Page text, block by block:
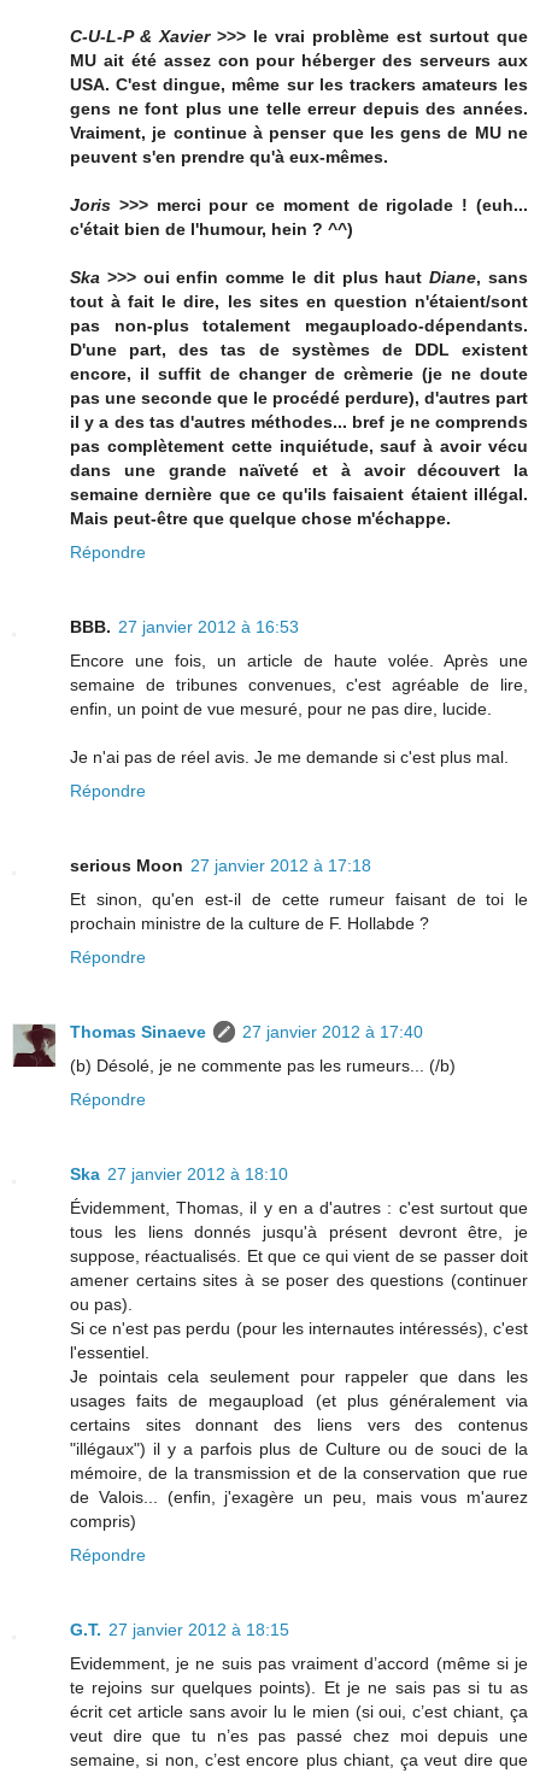
C-U-L-P & Xavier>>> le vrai problème est surtout que
MU ait été assez con pour héberger des serveurs aux
USA. C'est dingue, même sur les trackers amateurs les
gens ne font plus une telle erreur depuis des années.
Vraiment, je continue à penser que les gens de MU ne
peuvent s'en prendre qu'à eux-mêmes.
Joris >>> merci pour ce moment de rigolade ! (euh...
c'était bien de l'humour, hein ? ^^)
Ska >>> oui enfin comme le dit plus hautDiane, sans
tout à fait le dire, les sites en question n'étaient/sont
pas non-plus totalement megauploado-dépendants.
D'une part, des tas de systèmes de DDL existent
encore, il suffit de changer de crèmerie (je ne doute
pas une seconde que le procédé perdure), d'autres part
il y a des tas d'autres méthodes... bref je ne comprends
pas complètement cette inquiétude, sauf à avoir vécu
dans une grande naïveté et à avoir découvert la
semaine dernière que ce qu'ils faisaient étaient illégal.
Mais peut-être que quelque chose m'échappe.
Répondre
BBB. 27 janvier 2012 à 16:53
Encore une fois, un article de haute volée. Après une
semaine de tribunes convenues, c'est agréable de lire,
enfin, un point de vue mesuré, pour ne pas dire, lucide.
Je n'ai pas de réel avis. Je me demande si c'est plus mal.
Répondre
serious Moon 27 janvier 2012 à 17:18
Et sinon, qu'en est-il de cette rumeur faisant de toi le
prochain ministre de la culture de F. Hollabde ?
Répondre
Thomas Sinaeve
27 janvier 2012 à 17:40
(b) Désolé, je ne commente pas les rumeurs... (/b)
Répondre
Ska 27 janvier 2012 à 18:10
Évidemment, Thomas, il y en a d'autres : c'est surtout que
tous les liens donnés jusqu'à présent devront être, je
suppose, réactualisés. Et que ce qui vient de se passer doit
amener certains sites à se poser des questions (continuer
ou pas).
Si ce n'est pas perdu (pour les internautes intéressés), c'est
l'essentiel.
Je pointais cela seulement pour rappeler que dans les
usages faits de megaupload (et plus généralement via
certains sites donnant des liens vers des contenus
"illégaux") il y a parfois plus de Culture ou de souci de la
mémoire, de la transmission et de la conservation que rue
de Valois... (enfin, j'exagère un peu, mais vous m'aurez
compris)
Répondre
G.T. 27 janvier 2012 à 18:15
Evidemment, je ne suis pas vraiment d’accord (même si je
te rejoins sur quelques points). Et je ne sais pas si tu as
écrit cet article sans avoir lu le mien (si oui, c’est chiant, ça
veut dire que tu n’es pas passé chez moi depuis une
semaine, si non, c’est encore plus chiant, ça veut dire que